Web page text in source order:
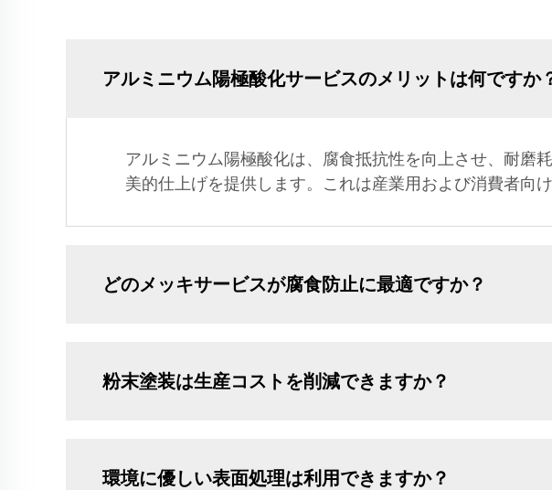
アルミニウム陽極酸化サービスのメリットは何ですか
アルミニウム陽極酸化は、腐食抵抗性を向上させ、耐磨
美的仕上げを提供します。これは産業用および消費者向
どのメッキサービスが腐食防止に最適ですか？
粉末塗装は生産コストを削減できますか？
環境に優しい表面処理は利用できますか？